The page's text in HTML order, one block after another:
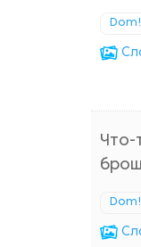
Что-